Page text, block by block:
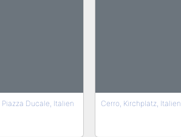
Ducale, Italien Cerro, Kirchplatz, Italien